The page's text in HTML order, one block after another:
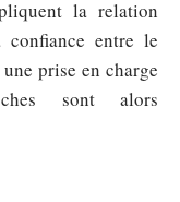
la relation
confiance entre le
prise en charge
sont alors